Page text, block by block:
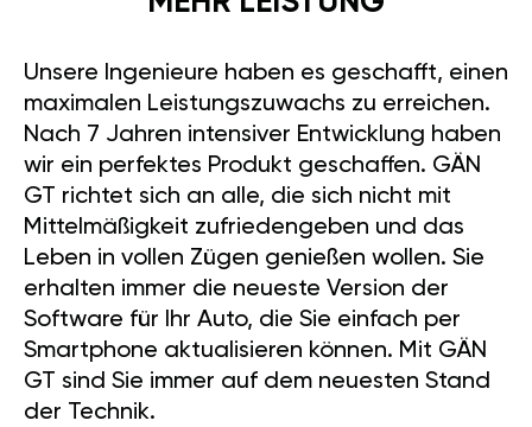
Unsere Ingenieure haben es geschafft, einen
maximalen Leistungszuwachs zu erreichen.
Nach 7 Jahren intensiver Entwicklung haben
wir ein perfektes Produkt geschaffen. GÄN
GT richtet sich an alle, die sich nicht mit
Mittelmäßigkeit zufriedengeben und das
Leben in vollen Zügen genießen wollen. Sie
erhalten immer die neueste Version der
Software für Ihr Auto, die Sie einfach per
Smartphone aktualisieren können. Mit GÄN
GT sind Sie immer auf dem neuesten Stand
der Technik.